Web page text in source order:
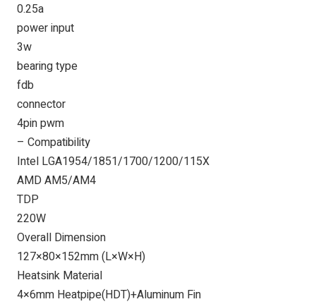
0.25a
power input
3w
bearing type
fdb
connector
4pin pwm
– Compatibility
Intel LGA1954/1851/1700/1200/115X
AMD AM5/AM4
TDP
220W
Overall Dimension
127×80×152mm (L×W×H)
Heatsink Material
4×6mm Heatpipe(HDT)+Aluminum Fin